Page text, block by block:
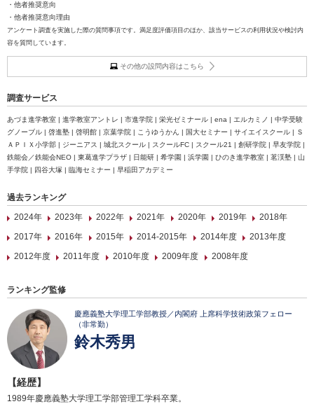
・他者推奨意向
・他者推奨意向理由
アンケート調査を実施した際の質問事項です。満足度評価項目のほか、該当サービスの利用状況や検討内
容を質問しています。
その他の設問内容はこちら
調査サービス
あづま進学教室 | 進学教室アントレ | 市進学院 | 栄光ゼミナール | ena | エルカミノ | 中学受験
グノーブル | 啓進塾 | 啓明館 | 京葉学院 | こうゆうかん | 国大セミナー | サイエイスクール | Ｓ
ＡＰＩＸ小学部 | ジーニアス | 城北スクール | スクールFC | スクール21 | 創研学院 | 早友学院 |
鉄能会／鉄能会NEO | 東葛進学プラザ | 日能研 | 希学園 | 浜学園 | ひのき進学教室 | 茗渓塾 | 山
手学院 | 四谷大塚 | 臨海セミナー | 早稲田アカデミー
過去ランキング
2024年
2023年 2022年 2021年 2020年 2019年
2018年
2017年
2016年 2015年 2014-2015年 2014年度
2013年度
2012年度
2011年度 2010年度 2009年度 2008年度
ランキング監修
慶應義塾大学理工学部教授／内閣府 上席科学技術政策フェロー
（非常勤）
鈴木秀男
【経歴】
1989年慶應義塾大学理工学部管理工学科卒業。